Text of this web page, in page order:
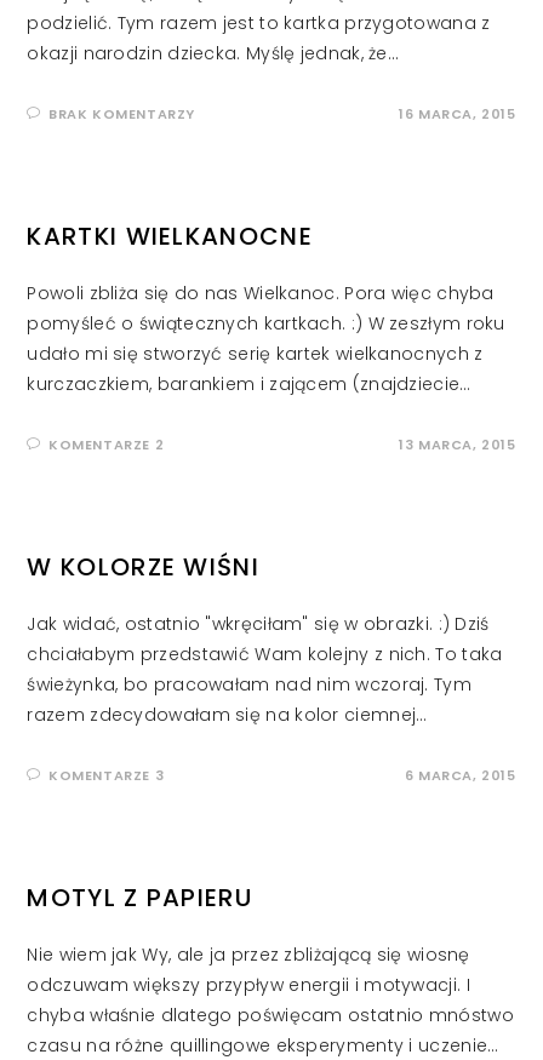
podzielić. Tym razem jest to kartka przygotowana z
okazji narodzin dziecka. Myślę jednak, że…
BRAK KOMENTARZY 16 MARCA, 2015
KARTKI WIELKANOCNE
Powoli zbliża się do nas Wielkanoc. Pora więc chyba
pomyśleć o świątecznych kartkach. :) W zeszłym roku
udało mi się stworzyć serię kartek wielkanocnych z
kurczaczkiem, barankiem i zającem (znajdziecie…
KOMENTARZE 2 13 MARCA, 2015
W KOLORZE WIŚNI
Jak widać, ostatnio "wkręciłam" się w obrazki. :) Dziś
chciałabym przedstawić Wam kolejny z nich. To taka
świeżynka, bo pracowałam nad nim wczoraj. Tym
razem zdecydowałam się na kolor ciemnej…
KOMENTARZE 3 6 MARCA, 2015
MOTYL Z PAPIERU
Nie wiem jak Wy, ale ja przez zbliżającą się wiosnę
odczuwam większy przypływ energii i motywacji. I
chyba właśnie dlatego poświęcam ostatnio mnóstwo
czasu na różne quillingowe eksperymenty i uczenie…